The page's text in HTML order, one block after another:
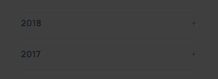
2018
2017